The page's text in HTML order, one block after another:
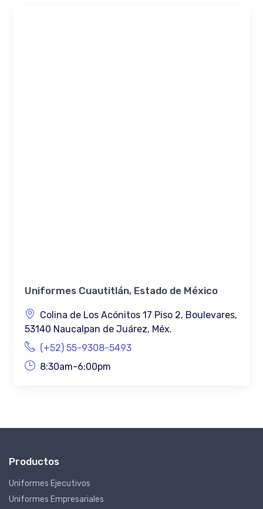
Uniformes Cuautitlán, Estado de México
Colina de Los Acónitos 17 Piso 2, Boulevares,
53140 Naucalpan de Juárez, Méx.
(+52) 55-9308-5493
8:30am-6:00pm
Productos
Uniformes Ejecutivos
Uniformes Empresariales